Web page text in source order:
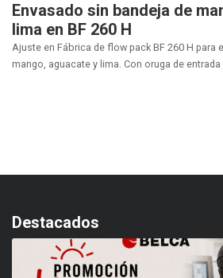
Envasado sin bandeja de
lima en BF 260 H
Ajuste en Fábrica de flow pack BF 260 H para
mango, aguacate y lima. Con oruga de
Destacados